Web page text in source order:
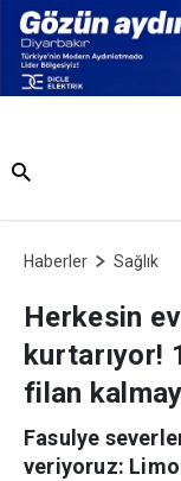
Haberler Sağlık
Herkesin
kurtarıyor!
filan
Fasulye
veriyoruz: